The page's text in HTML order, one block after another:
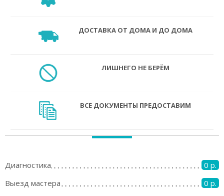
ДОСТАВКА ОТ ДОМА И ДО ДОМА
ЛИШНЕГО НЕ БЕРЁМ
ВСЕ ДОКУМЕНТЫ ПРЕДОСТАВИМ
Диагностика
0 р.
Выезд мастера
0 р.